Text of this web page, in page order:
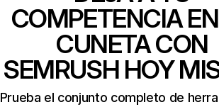
COMPETENCIA
CUNETA CON
SEMRUSH HOY
Prueba el conjunto completo de